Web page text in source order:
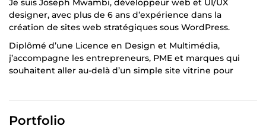
Je suis Joseph Mwambi, développeur web et UI/UX
designer, avec plus de 6 ans d’expérience dans la
création de sites web stratégiques sous WordPress.
Diplômé d’une Licence en Design et Multimédia,
j’accompagne les entrepreneurs, PME et marques qui
souhaitent aller au-delà d’un simple site vitrine pour
MON PALMARES
Portfolio